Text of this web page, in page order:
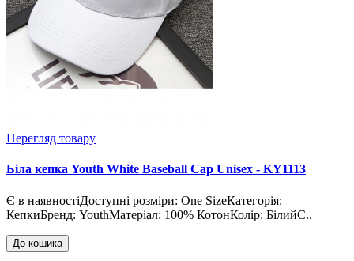
Перегляд товару
Біла кепка Youth White Baseball Cap Unisex - KY1113
Є в наявностіДоступні розміри: One SizeКатегорія:
КепкиБренд: YouthМатеріал: 100% КотонКолір: БілийС..
До кошика